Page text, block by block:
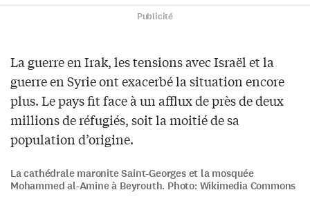
Publicité
La guerre en Irak, les tensions avec Israël et la
guerre en Syrie ont exacerbé la situation encore
plus. Le pays fit face à un afflux de près de deux
millions de réfugiés, soit la moitié de sa
population d’origine.
La cathédrale maronite Saint-Georges et la mosquée
Mohammed al-Amine à Beyrouth. Photo: Wikimedia Commons